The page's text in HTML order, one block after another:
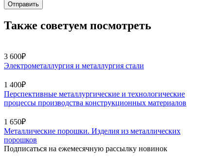
Отправить
Также советуем посмотреть
3 600₽
Электрометаллургия и металлургия стали
1 400₽
Перспективные металлургические и технологические
процессы производства конструкционных материалов
1 650₽
Металлические порошки. Изделия из металлических
порошков
Подписаться на ежемесячную рассылку новинок